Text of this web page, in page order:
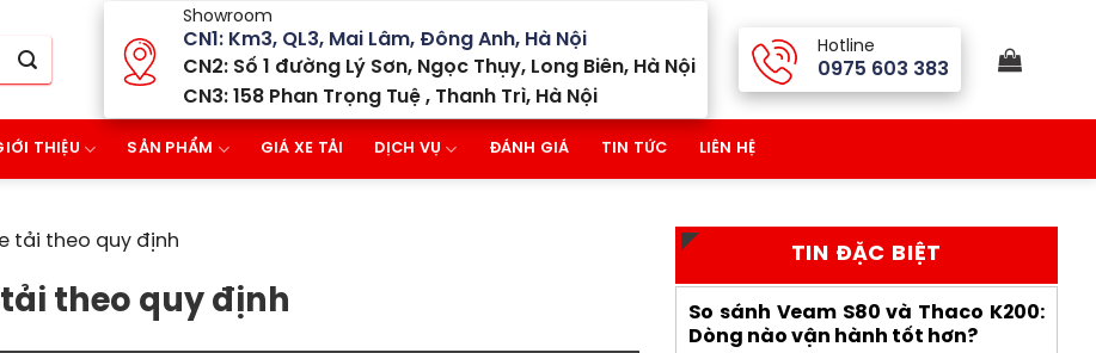
Showroom
CN1: Km3, QL3, Mai Lâm, Đông Anh, Hà Nội
CN2: Số 1 đường Lý Sơn, Ngọc Thụy, Long Biên, Hà Nội
CN3: 158 Phan Trọng Tuệ , Thanh Trì, Hà Nội
Hotline
0975 603 383
THIỆU SẢN PHẨM GIÁ XE TẢI DỊCH VỤ ĐÁNH GIÁ TIN TỨC LIÊN HỆ
tải theo quy định
theo quy định
TIN ĐẶC BIỆT
So sánh Veam S80 và Thaco K200:
Dòng nào vận hành tốt hơn?